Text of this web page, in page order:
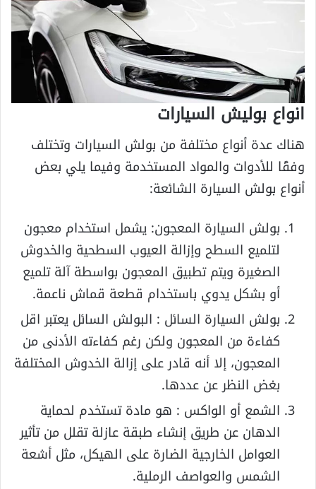
انواع بوليش السيارات
هناك عدة أنواع مختلفة من بولش السيارات وتختلف
وفقًا للأدوات والمواد المستخدمة وفيما يلي بعض
أنواع بولش السيارة الشائعة:
بولش السيارة المعجون: يشمل استخدام معجون
لتلميع السطح وإزالة العيوب السطحية والخدوش
الصغيرة ويتم تطبيق المعجون بواسطة آلة تلميع
أو بشكل يدوي باستخدام قطعة قماش ناعمة.
بولش السيارة السائل : البولش السائل يعتبر اقل
كفاءة من المعجون ولكن رغم كفاءته الأدنى من
المعجون، إلا أنه قادر على إزالة الخدوش المختلفة
بغض النظر عن عددها.
الشمع أو الواكس : هو مادة تستخدم لحماية
الدهان عن طريق إنشاء طبقة عازلة تقلل من تأثير
العوامل الخارجية الضارة على الهيكل، مثل أشعة
الشمس والعواصف الرملية.